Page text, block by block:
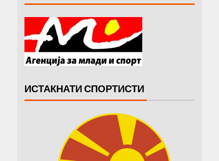
ИСТАКНАТИ СПОРТИСТИ